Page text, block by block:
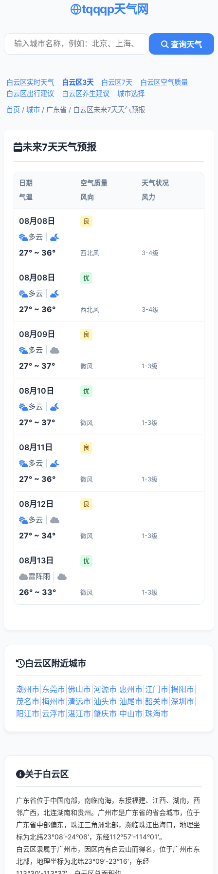
tqqqp天气网
查询天气
白云区实时天气 白云区3天 白云区7天
白云区空气质量
白云区出行建议
白云区养生建议
城市选择
首页 / 城市 / 广东省 / 白云区未来7天天气预报
未来7天天气预报
日期 空气质量
天气状况
气温
风向 风力
08月08日 良
多云
27° ~ 36° 西北风 3-4级
08月08日 优
多云
27° ~ 36° 西北风 3-4级
08月09日 良
多云
27° ~ 37° 微风 1-3级
08月10日 优
多云
27° ~ 37° 微风 1-3级
08月11日 良
多云
27° ~ 36° 微风 1-3级
08月12日 良
多云
27° ~ 34° 微风 1-3级
08月13日 优
雷阵雨
26° ~ 33° 微风 1-3级
白云区附近城市
潮州市 东莞市 佛山市 河源市 惠州市 江门市 揭阳市
茂名市 梅州市 清远市 汕头市 汕尾市 韶关市 深圳市
阳江市 云浮市 湛江市 肇庆市 中山市 珠海市
关于白云区
广东省位于中国南部，南临南海，东接福建、江西、湖南，西
邻广西，北连湖南和贵州。广州市是广东省的省会城市，位于
广东省中部偏东，珠江三角洲北部，濒临珠江出海口，地理坐
标为北纬23°08′-24°06′，东经112°57′-114°01′。
白云区隶属于广州市，因区内有白云山而得名，位于广州市东
北部，地理坐标为北纬23°09′-23°16′，东经